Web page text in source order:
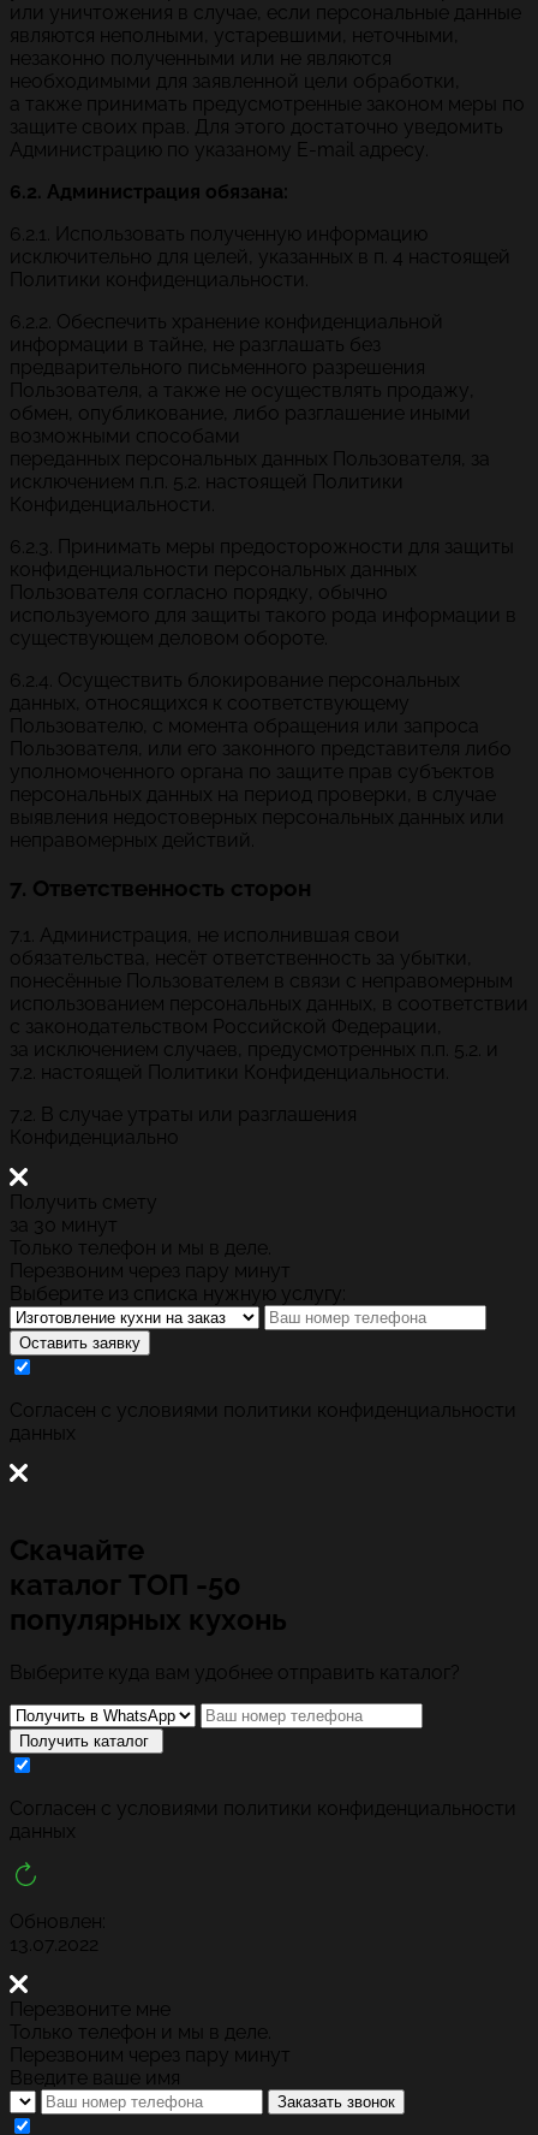
или уничтожения в случае, если персональные данные
являются неполными, устаревшими, неточными,
незаконно полученными или не являются
необходимыми для заявленной цели обработки,
а также принимать предусмотренные законом меры по
защите своих прав. Для этого достаточно уведомить
Администрацию по указаному E-mail адресу.
6.2. Администрация обязана:
6.2.1. Использовать полученную информацию
исключительно для целей, указанных в п. 4 настоящей
Политики конфиденциальности.
6.2.2. Обеспечить хранение конфиденциальной
информации в тайне, не разглашать без
предварительного письменного разрешения
Пользователя, а также не осуществлять продажу,
обмен, опубликование, либо разглашение иными
возможными способами
переданных персональных данных Пользователя, за
исключением п.п. 5.2. настоящей Политики
Конфиденциальности.
6.2.3. Принимать меры предосторожности для защиты
конфиденциальности персональных данных
Пользователя согласно порядку, обычно
используемого для защиты такого рода информации в
существующем деловом обороте.
6.2.4. Осуществить блокирование персональных
данных, относящихся к соответствующему
Пользователю, с момента обращения или запроса
Пользователя, или его законного представителя либо
уполномоченного органа по защите прав субъектов
персональных данных на период проверки, в случае
выявления недостоверных персональных данных или
неправомерных действий.
7. Ответственность сторон
7.1. Администрация, не исполнившая свои
обязательства, несёт ответственность за убытки,
понесённые Пользователем в связи с неправомерным
использованием персональных данных, в соответствии
с законодательством Российской Федерации,
за исключением случаев, предусмотренных п.п. 5.2. и
7.2. настоящей Политики Конфиденциальности.
7.2. В случае утраты или разглашения
Конфиденциально
Получить смету
за 30 минут
Только телефон и мы в деле.
Перезвоним через пару минут
Выберите из списка нужную услугу:
Оставить заявку
Cогласен с условиями политики конфиденциальности
данных
Скачайте
каталог ТОП -50
популярных кухонь
Выберите куда вам удобнее отправить каталог?
Получить каталог
Cогласен с условиями политики конфиденциальности
данных
Обновлен:
13.07.2022
Перезвоните мне
Только телефон и мы в деле.
Перезвоним через пару минут
Введите ваше имя
Заказать звонок